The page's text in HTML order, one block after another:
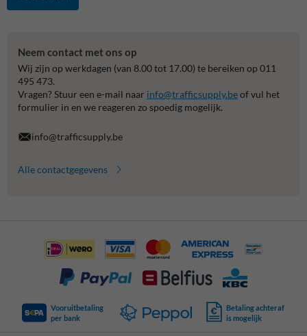
Neem contact met ons op
Wij zijn op werkdagen (van 8.00 tot 17.00) te bereiken op 011
495 473.
Vragen? Stuur een e-mail naar info@trafficsupply.beof vul het
formulier in en we reageren zo spoedig mogelijk.
info@trafficsupply.be
Alle contactgegevens
Vooruitbetaling
per bank
Betaling achteraf
is mogelijk